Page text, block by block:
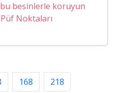
bu besinlerle koruyun
Noktaları
168 218